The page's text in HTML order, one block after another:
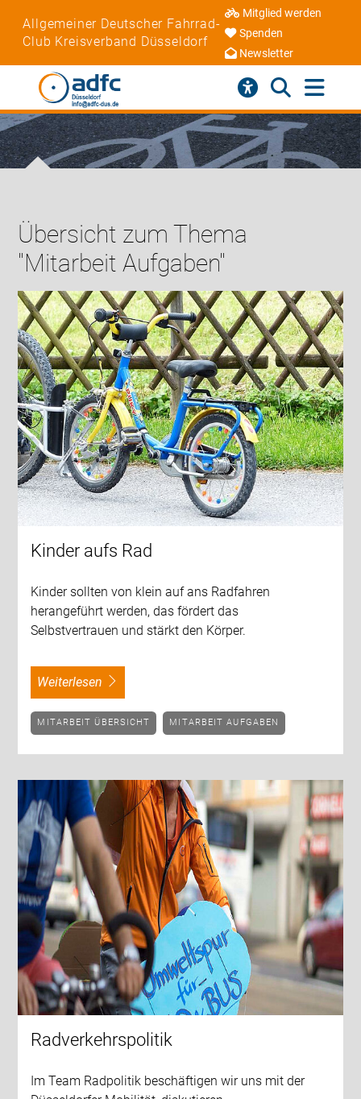
Allgemeiner Deutscher Fahrrad-
Club Kreisverband Düsseldorf
Mitglied werden
Spenden
Newsletter
Übersicht zum Thema
"Mitarbeit Aufgaben"
Kinder aufs Rad
Kinder sollten von klein auf ans Radfahren
herangeführt werden, das fördert das
Selbstvertrauen und stärkt den Körper.
weiterlesen
MITARBEIT ÜBERSICHT MITARBEIT AUFGABEN
Radverkehrspolitik
Im Team Radpolitik beschäftigen wir uns mit der